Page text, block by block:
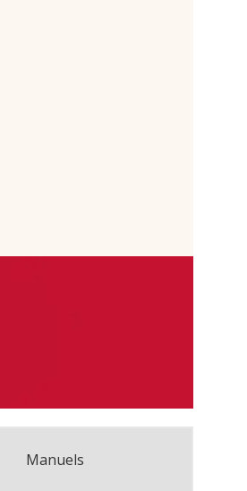
Manuels